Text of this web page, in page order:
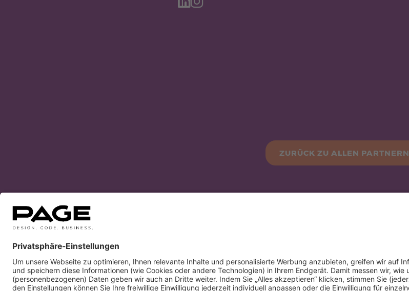
ZURÜCK ZU ALLEN PARTNERN
Design Business Days
Impressum Nutzungsbedingungen PAGE